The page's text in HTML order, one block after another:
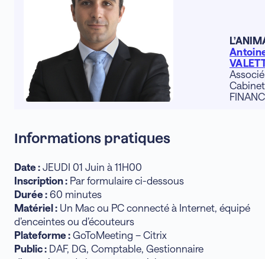
L’
Associé
Informations pratiques
Date : JEUDI 01 Juin à 11H00
Inscription : Par formulaire ci-dessous
Durée : 60 minutes
Matériel : Un Mac ou PC connecté à Internet, équipé
d’enceintes ou d’écouteurs
Plateforme : GoToMeeting – Citrix
Public : DAF, DG, Comptable, Gestionnaire